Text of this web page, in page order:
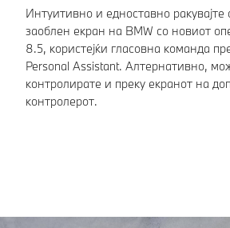
Интуитивно и едноставно ракувајте
заоблен екран на BMW со новиот
8.5, користејќи гласовна команда
Personal Assistant. Алтернативно,
контролирате и преку екранот на
контролерот.